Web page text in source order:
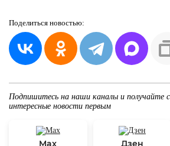
Поделиться новостью:
Подпишитесь на наши каналы и получайте
интересные новости первым
Max Дзен